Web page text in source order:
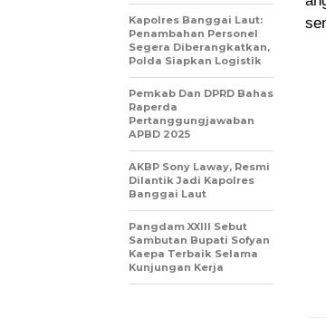
Kapolres Banggai Laut:
Penambahan Personel
Segera Diberangkatkan,
Polda Siapkan Logistik
Pemkab Dan DPRD Bahas
Raperda
Pertanggungjawaban
APBD 2025
AKBP Sony Laway, Resmi
Dilantik Jadi Kapolres
Banggai Laut
Pangdam XXIII Sebut
Sambutan Bupati Sofyan
Kaepa Terbaik Selama
Kunjungan Kerja